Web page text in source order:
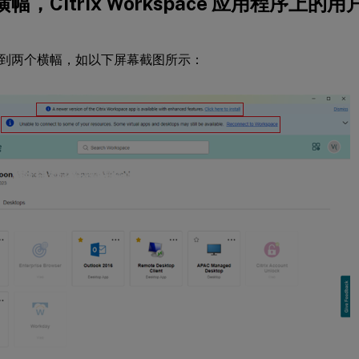
两个横幅，如以下屏幕截图所示：